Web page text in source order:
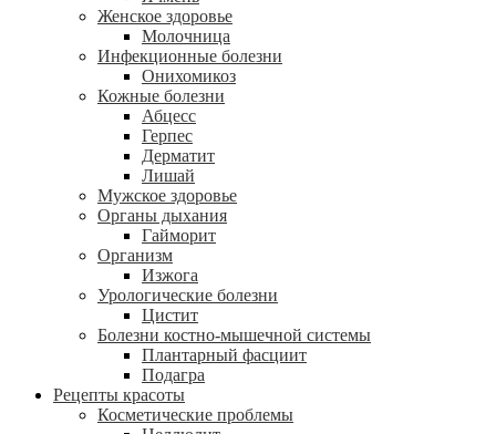
Женское здоровье
Молочница
Инфекционные болезни
Онихомикоз
Кожные болезни
Абцесс
Герпес
Дерматит
Лишай
Мужское здоровье
Органы дыхания
Гайморит
Организм
Изжога
Урологические болезни
Цистит
Болезни костно-мышечной системы
Плантарный фасциит
Подагра
Рецепты красоты
Косметические проблемы